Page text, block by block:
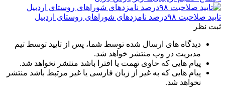
تایید صلاحیت ۹۸درصد نامزدهای شوراهای روستای اردبیل
ثبت نظر
دیدگاه های ارسال شده توسط شما، پس از تایید توسط تیم
مدیریت در وب منتشر خواهد شد.
پیام هایی که حاوی تهمت یا افترا باشد منتشر نخواهد شد.
پیام هایی که به غیر از زبان فارسی یا غیر مرتبط باشد منتشر
نخواهد شد.